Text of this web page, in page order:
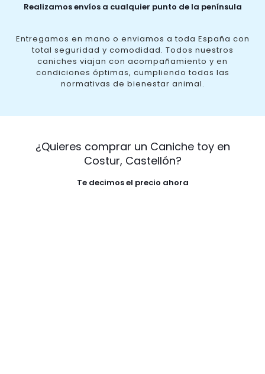
Realizamos envíos a cualquier punto de la península
Entregamos en mano o enviamos a toda España con
total seguridad y comodidad. Todos nuestros
caniches viajan con acompañamiento y en
condiciones óptimas, cumpliendo todas las
normativas de bienestar animal.
¿Quieres comprar un Caniche toy en
Costur, Castellón?
Te decimos el precio ahora